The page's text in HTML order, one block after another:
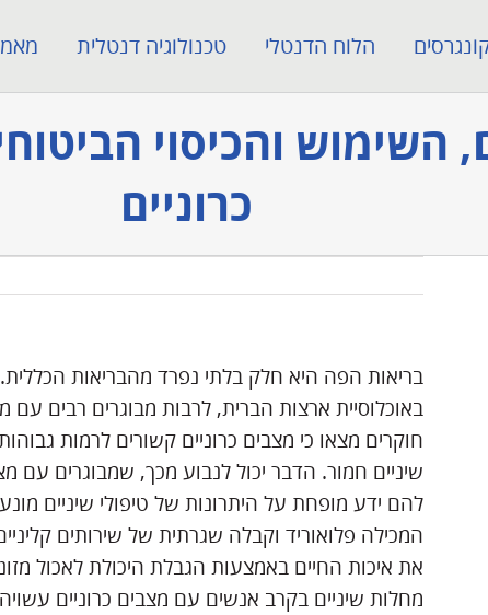
הלוח הדנטלי טכנולוגיה דנטלית
השימוש והכיסוי
כרוניים
בריאות הפה היא חלק בלתי נפרד מהבריאות
באוכלוסיית ארצות הברית, לרבות מבוגרים רבים עם
חוקרים מצאו כי מצבים כרוניים קשורים לרמות
שיניים חמור. הדבר יכול לנבוע מכך, שמבוגרים עם
להם ידע מופחת על היתרונות של טיפולי שיניים
המכילה פלואוריד וקבלה שגרתית של שירותים
את איכות החיים באמצעות הגבלת היכולת לאכול
מחלות שיניים בקרב אנשים עם מצבים כרוניים